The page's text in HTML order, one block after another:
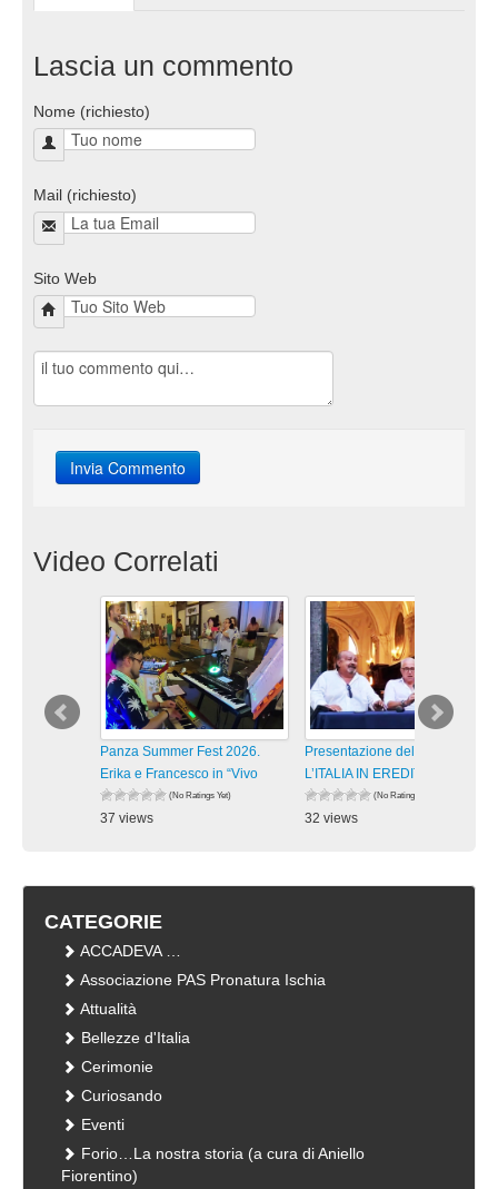
Lascia un commento
Nome (richiesto)
Mail (richiesto)
Sito Web
Video Correlati
Panza Summer Fest 2026.
Erika e Francesco in “Vivo
(No Ratings Yet)
37 views
Presentazione del libro
L’ITALIA IN EREDITA’.
(No Ratings Yet)
32 views
CATEGORIE
ACCADEVA …
Associazione PAS Pronatura Ischia
Attualità
Bellezze d'Italia
Cerimonie
Curiosando
Eventi
Forio…La nostra storia (a cura di Aniello
Fiorentino)